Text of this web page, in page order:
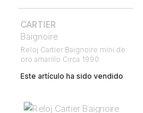
CARTIER
Baignoire
Reloj Cartier Baignoire mini de
oro amarillo Circa 1990
Este artículo ha sido vendido